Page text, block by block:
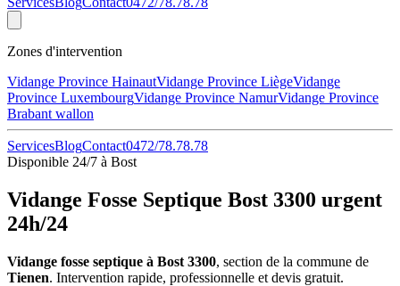
Zones d'intervention
Vidange Province HainautVidange Province LiègeVidange
Province LuxembourgVidange Province NamurVidange Province
Brabant wallon
ServicesBlogContact0472/78.78.78
Disponible 24/7 à Bost
Vidange Fosse Septique Bost 3300 urgent
24h/24
Vidange fosse septique à Bost 3300, section de la commune de
Tienen. Intervention rapide, professionnelle et devis gratuit.